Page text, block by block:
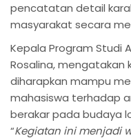
pencatatan detail
masyarakat secara
Kepala Program Studi
Rosalina, mengatakan
diharapkan mampu
mahasiswa terhadap
berakar pada budaya
“Kegiatan ini menjadi